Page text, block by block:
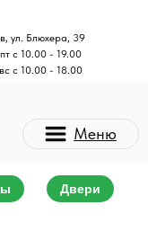
ул. Блюхера, 39
с 10.00 - 19.00
с 10.00 - 18.00
Меню
Двери